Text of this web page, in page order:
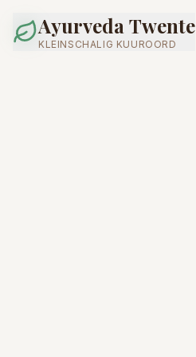
Ayurveda Twente
KLEINSCHALIG KUUROORD